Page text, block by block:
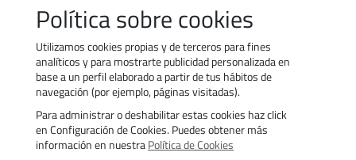
Política sobre cookies
Utilizamos cookies propias y de terceros para fines
analíticos y para mostrarte publicidad personalizada en
base a un perfil elaborado a partir de tus hábitos de
navegación (por ejemplo, páginas visitadas).
Para administrar o deshabilitar estas cookies haz click
en Configuración de Cookies. Puedes obtener más
información en nuestraPolítica de Cookies
4. Experienciafundae
Contacta’ns
Política d’ús de galetes
Treballa amb nosaltres
Transparència